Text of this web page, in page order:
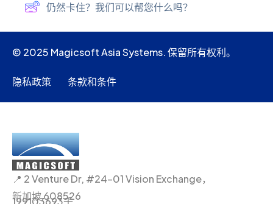
仍然卡住？我们可以帮您什么吗？
© 2025 Magicsoft Asia Systems. 保留所有权利。
隐私政策 条款和条件
📍 2 Venture Dr, #24-01 Vision Exchange，
新加坡 608526
199103693千